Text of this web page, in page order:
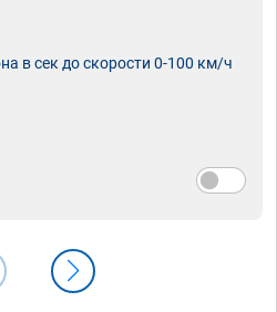
в сек до скорости 0-100 км/ч